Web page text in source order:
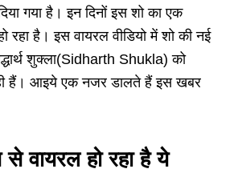
गया है। इन दिनों इस शो का एक
रहा है। इस वायरल वीडियो में शो की नई
शुक्ला(Sidharth Shukla) को
हैं। आइये एक नजर डालते हैं इस खबर
से वायरल हो रहा है ये